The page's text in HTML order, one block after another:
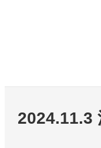
2024.11.3